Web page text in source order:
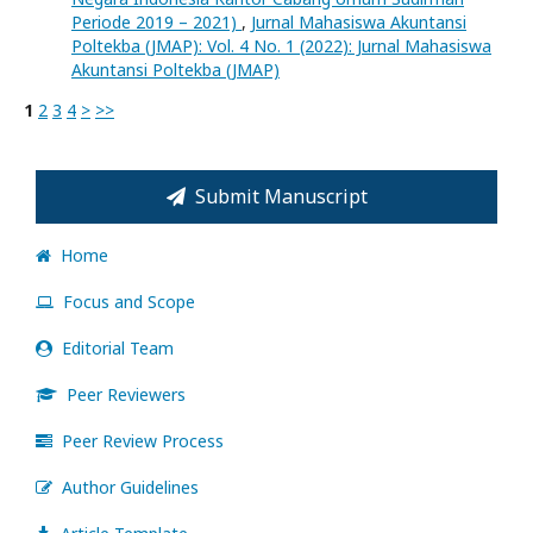
Periode 2019 – 2021) , Jurnal Mahasiswa Akuntansi
Poltekba (JMAP): Vol. 4 No. 1 (2022): Jurnal Mahasiswa
Akuntansi Poltekba (JMAP)
1 2 3 4 > >>
Submit Manuscript
Home
Focus and Scope
Editorial Team
Peer Reviewers
Peer Review Process
Author Guidelines